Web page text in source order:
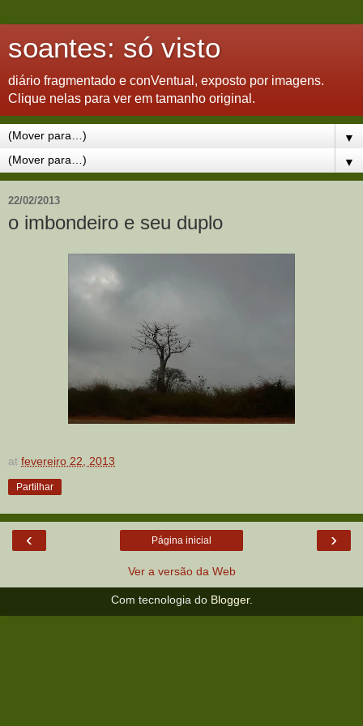
soantes: só visto
diário fragmentado e conVentual, exposto por imagens.
Clique nelas para ver em tamanho original.
▼
▼
22/02/2013
o imbondeiro e seu duplo
at fevereiro 22, 2013
Partilhar
‹ ›
Página inicial
Ver a versão da Web
Com tecnologia do Blogger.